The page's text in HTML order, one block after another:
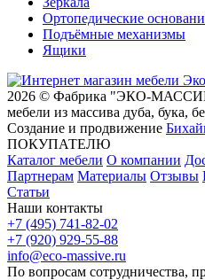
Ортопедические
Подъёмные механизмы
Ящики
2026 © Фабрика "ЭКО-
мебели из массива дуба, бука,
Создание и продвижение
ПОКУПАТЕЛЮ
Каталог мебели О компании
Партнерам Материалы Отзывы
Статьи
Наши контакты
+7 (495) 741-82-02
+7 (920) 929-55-88
info@eco-massive.ru
По вопросам сотрудничества,